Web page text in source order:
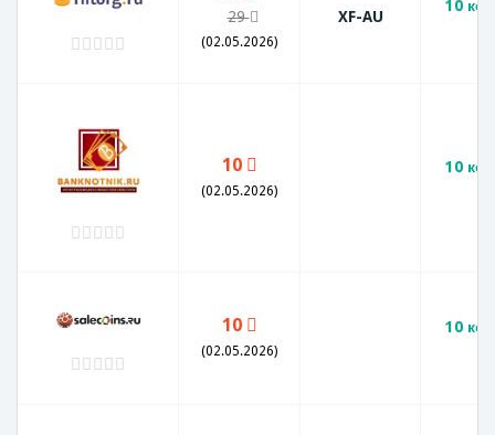
29
(02.05.2026)
XF-AU
10
10
(02.05.2026)
10
10
(02.05.2026)
10